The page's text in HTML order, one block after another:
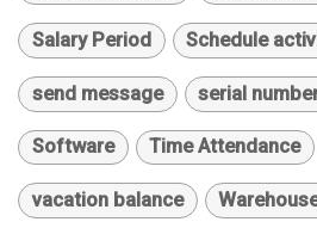
Salary Period Schedule
send message serial
Software Time Attendance
vacation balance